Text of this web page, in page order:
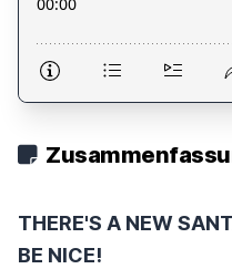
THERE'S A NEW
BE NICE!